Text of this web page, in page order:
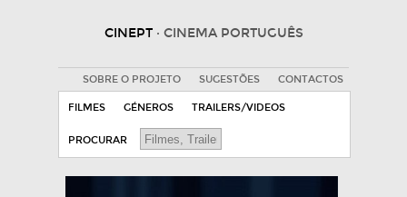
CINEPT · CINEMA PORTUGUÊS
SOBRE O PROJETO SUGESTÕES CONTACTOS
FILMES GÉNEROS TRAILERS/VIDEOS
PROCURAR